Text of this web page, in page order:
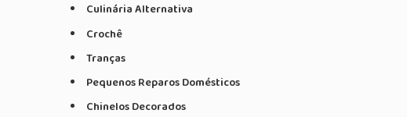
Culinária Alternativa
Crochê
Tranças
Pequenos Reparos Domésticos
Chinelos Decorados